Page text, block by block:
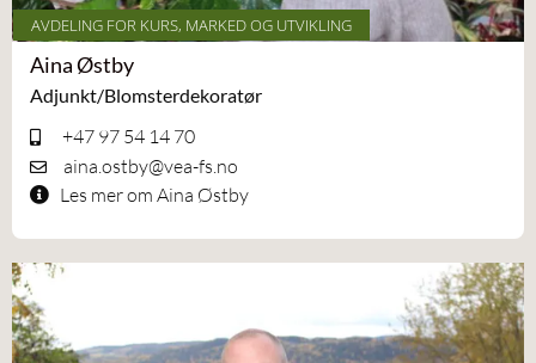
AVDELING FOR KURS, MARKED OG UTVIKLING
Aina Østby
Adjunkt/Blomsterdekoratør
+47 97 54 14 70
aina.ostby@vea-fs.no
Les mer om Aina Østby